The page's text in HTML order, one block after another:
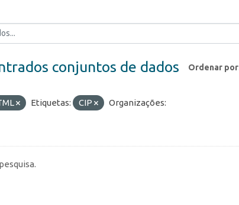
Ordenar por
conjuntos de dados
Etiquetas: CIP
Organizações: